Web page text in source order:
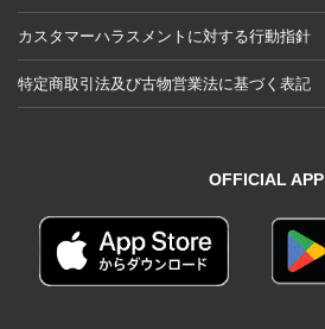
カスタマーハラスメントに対する行動指針
特定商取引法及び古物営業法に基づく表記
OFFICIAL APP